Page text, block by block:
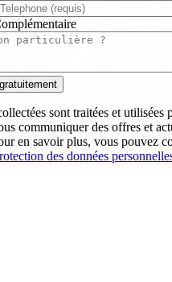
sont traitées et utilisées
communiquer des offres et
en savoir plus, vous pouvez
des données